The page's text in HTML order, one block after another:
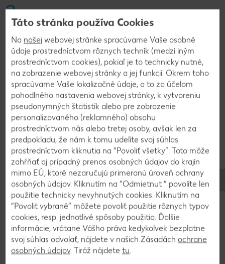
2
Mascarpone zmiešame so šťavou a kôrou z
citróna. Šľahačku vyšľaháme s cukrom a vanilkou
a opatrne zapracujeme do mascarpone. Krém
dáme do zdobiaceho vrecúška a naplníme
šamrole. Nakoniec poprášime práškovým cukrom.
Video k receptu
Späť na prehľad
Táto stránka používa Cookies
Na našej webovej stránke spracúvame Vaše osobné
údaje prostredníctvom rôznych techník (medzi iným
prostredníctvom cookies), pokiaľ je to technicky nutné,
na zobrazenie webovej stránky a jej funkcií. Okrem toho
spracúvame Vaše lokalizačné údaje, a to za účelom
pohodlného nastavenia webovej stránky, k vytvoreniu
pseudonymných štatistík alebo pre zobrazenie
personalizovaného (reklamného) obsahu
prostredníctvom nás alebo tretej osoby, avšak len za
predpokladu, že nám k tomu udelíte svoj súhlas
prostredníctvom kliknutia na “Povoliť všetky”. Toto môže
zahŕňať aj prípadný prenos osobných údajov do krajín
mimo EÚ, ktoré nezaručujú primeranú úroveň ochrany
osobných údajov. Kliknutím na “Odmietnuť ” povolíte len
použitie technicky nevyhnutých cookies. Kliknutím na
“Povoliť vybrané” môžete povoliť použitie rôznych typov
cookies, resp. jednotlivé spôsoby použitia. Ďalšie
informácie, vrátane Vášho práva kedykoľvek bezplatne
svoj súhlas odvolať, nájdete v našich Zásadách ochrane
osobných údajov. Tiráž nájdete tu.